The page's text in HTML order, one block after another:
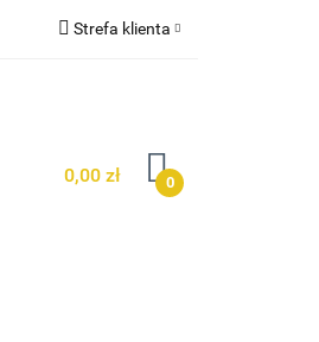
Strefa klienta
Dodaj zgłoszenie
Zgody cookies
0,00 zł 0